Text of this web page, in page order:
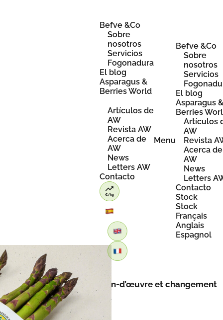
Befve &Co
Sobre
nosotros
Servicios
Fogonadura
El blog
Asparagus &
Berries World
Artículos de
AW
Revista AW
Acerca de
AW
News
Letters AW
Contacto
Menu
Befve &Co
Sobre
nosotros
Servicios
El blog
Asparagus
Berries
Artículos
AW
Revista
Acerca de
AW
News
Letters
Contacto
Stock
Stock
Français
Anglais
Espagnol
Retour
Italie : entre pénurie de main-d’œuvre et changement
climatique